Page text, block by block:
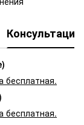
Консультация
бесплатная.
бесплатная.